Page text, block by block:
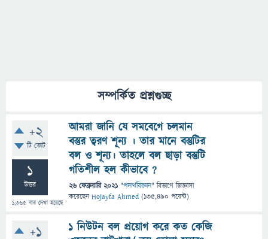
সম্পর্কিত প্রশ্নগুচ্ছ
+2
টি ভোট
1
উত্তর
1,365 বার দেখা হয়েছে
আমরা জানি যে সমবেগে চলমান
বস্তুর ত্বরণ শূন্য । তার মানে বস্তুটির
বল ও শূন্য। তাহলে বল ছাড়া বস্তুটি
গতিশীল হল কীভাবে ?
26 ফেব্রুয়ারি 2021 "পদার্থবিজ্ঞান" বিভাগে জিজ্ঞাসা
করেছেনHojayfa Ahmed (135,490 পয়েন্ট)
+1
1 নিউটন বল প্রয়োগ করে কত কেজি